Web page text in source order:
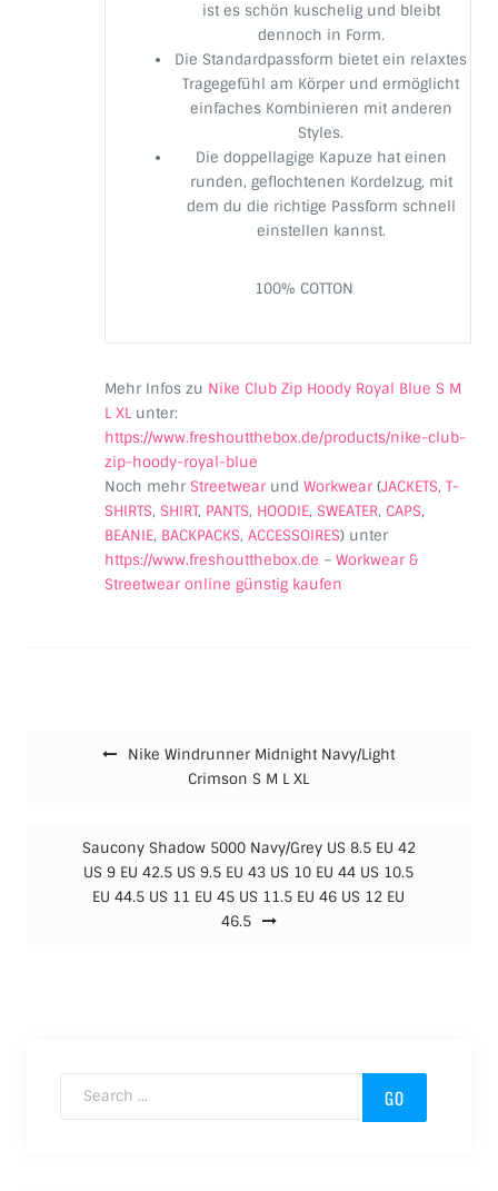
ist es schön kuschelig und bleibt
dennoch in Form.
Die Standardpassform bietet ein relaxtes
Tragegefühl am Körper und ermöglicht
einfaches Kombinieren mit anderen
Styles.
Die doppellagige Kapuze hat einen
runden, geflochtenen Kordelzug, mit
dem du die richtige Passform schnell
einstellen kannst.
100% COTTON
Mehr Infos zu Nike Club Zip Hoody Royal Blue S M
L XL unter:
https://www.freshoutthebox.de/products/nike-club-
zip-hoody-royal-blue
Noch mehr Streetwearund Workwear(JACKETS, T-
SHIRTS, SHIRT, PANTS, HOODIE, SWEATER, CAPS,
BEANIE, BACKPACKS, ACCESSOIRES) unter
https://www.freshoutthebox.de – Workwear &
Streetwear online günstig kaufen
Nike Windrunner Midnight Navy/Light
Crimson S M L XL
Saucony Shadow 5000 Navy/Grey US 8.5 EU 42
US 9 EU 42.5 US 9.5 EU 43 US 10 EU 44 US 10.5
EU 44.5 US 11 EU 45 US 11.5 EU 46 US 12 EU
46.5